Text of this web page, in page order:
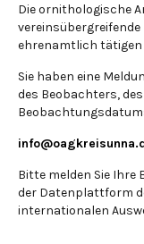
Die ornithologische
ehrenamtlich
Sie haben eine
des Beobachters,
Bitte melden Sie
der Datenplattform
internationalen